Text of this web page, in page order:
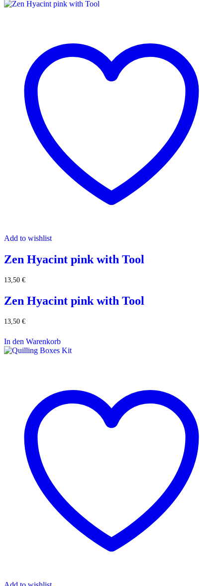
Add to wishlist
Zen Hyacint pink with Tool
13,50 €
Zen Hyacint pink with Tool
13,50 €
In den Warenkorb